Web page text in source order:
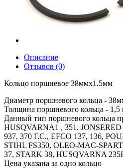
Описание
Отзывов (0)
Кольцо поршневое 38ммx1.5мм
Диаметр поршневого кольца -
Толщина поршневого кольца - 1,5
Данный тип поршневого кольца
HUSQVARNA1 , 351.
937, 370 Г.С., EFCO 137, 136,
STIHL FS350, OLEO-MAC-
37, STARK 38, HUSQVARNA
Цена указана за одно кольцо